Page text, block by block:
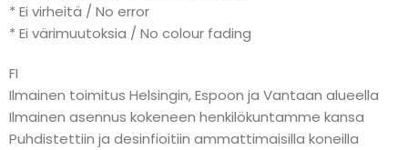
* Ei virheitä / No error
* Ei värimuutoksia / No colour fading
FI
Ilmainen toimitus Helsingin, Espoon ja Vantaan alueella
Ilmainen asennus kokeneen henkilökuntamme kansa
Puhdistettiin ja desinfioitiin ammattimaisilla koneilla